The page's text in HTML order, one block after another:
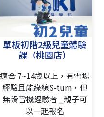
單板初階2級兒童體驗
課（桃園店）
適合 7~14歲以上，有雪場
經驗且能綠線S-turn，但
無滑雪機經驗者 _親子可
以一起報名